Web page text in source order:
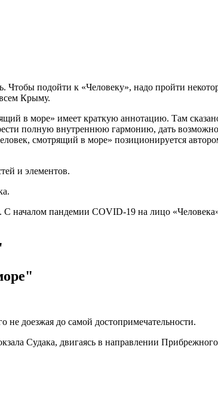
Чтобы подойти к «Человеку», надо пройти
Крыму.
в море» имеет краткую аннотацию. Там
полную внутреннюю гармонию, дать
смотрящий в море» позиционируется
и элементов.
началом пандемии COVID-19 на лицо
не доезжая до самой достопримечательности.
Судака, двигаясь в направлении